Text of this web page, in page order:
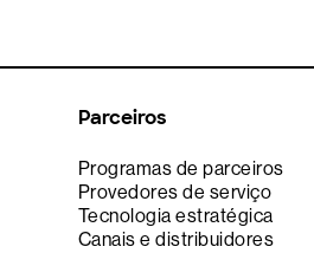
Parceiros
Programas de parceiros
Provedores de serviço
Tecnologia estratégica
Canais e distribuidores